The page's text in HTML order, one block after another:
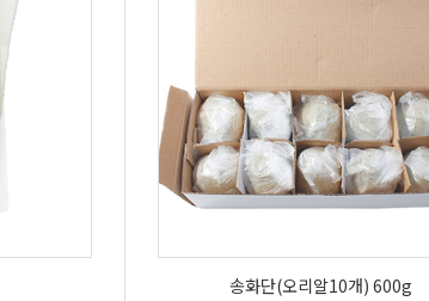
송화단(오리알10개) 600g